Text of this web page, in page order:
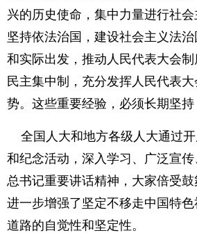
兴的历史使命，集中力量进行社会
坚持依法治国，建设社会主义法
和实际出发，推动人民代表大会
民主集中制，充分发挥人民代表
势。这些重要经验，必须长期坚持
全国人大和地方各级人大通过
和纪念活动，深入学习、广泛宣
总书记重要讲话精神，大家倍受鼓
进一步增强了坚定不移走中国特
道路的自觉性和坚定性。